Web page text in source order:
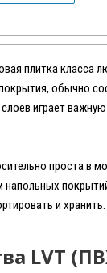
плитка класса
обычно
играет
проста в
и хранить.
LVT